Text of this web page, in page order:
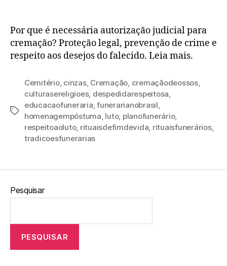
Por que é necessária autorização judicial para
cremação? Proteção legal, prevenção de crime e
respeito aos desejos do falecido. Leia mais.
Cemitério, cinzas, Cremação, cremaçãodeossos,
culturasereligioes, despedidarespeitosa,
educacaofuneraria,funerarianobrasil,
homenagempóstuma, luto, planofunerário,
respeitoaoluto, rituaisdefimdevida, rituaisfunerários,
tradicoesfunerarias
Pesquisar
PESQUISAR